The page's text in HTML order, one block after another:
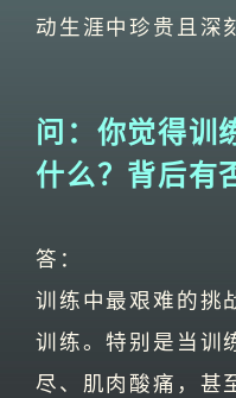
动生涯中珍贵且深
问：你觉得训
什么？背后有
答：
训练中最艰难的挑
训练。特别是当训
尽、肌肉酸痛，甚